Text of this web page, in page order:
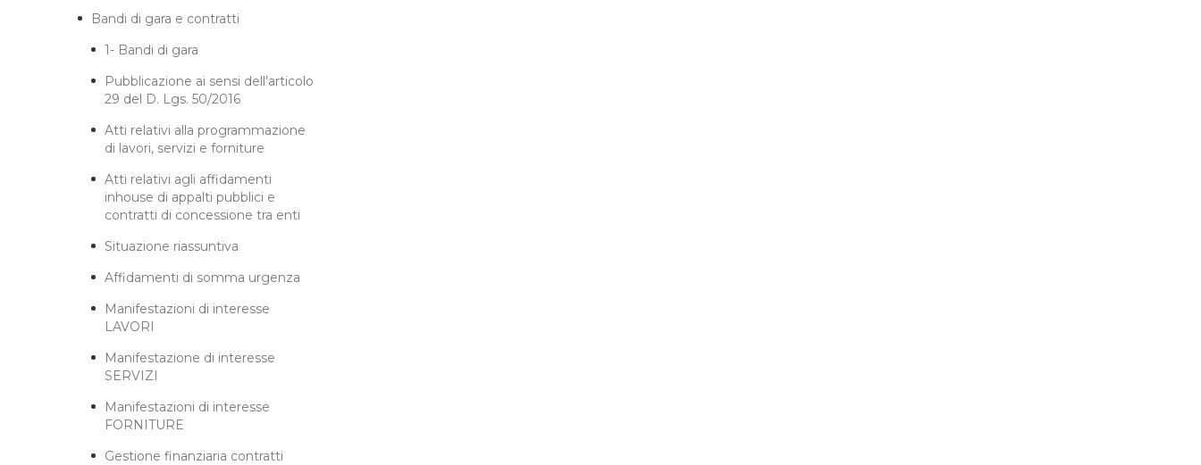
Bandi di gara e contratti
1- Bandi di gara
Pubblicazione ai sensi dell’articolo
29 del D. Lgs. 50/2016
Atti relativi alla programmazione
di lavori, servizi e forniture
Atti relativi agli affidamenti
inhouse di appalti pubblici e
contratti di concessione tra enti
Situazione riassuntiva
Affidamenti di somma urgenza
Manifestazioni di interesse
LAVORI
Manifestazione di interesse
SERVIZI
Manifestazioni di interesse
FORNITURE
Gestione finanziaria contratti